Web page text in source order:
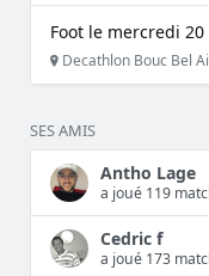
Foot le mercredi
Decathlon Bouc Bel
SES AMIS
Antho Lage
a joué 119
Cedric f
a joué 173